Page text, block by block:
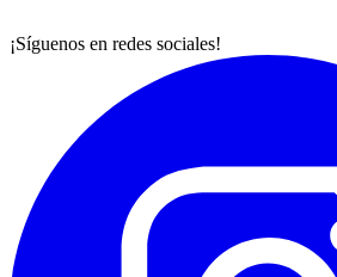
¡Síguenos en redes sociales!